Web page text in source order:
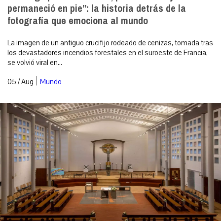
permaneció en pie”: la historia detrás de la
fotografía que emociona al mundo
La imagen de un antiguo crucifijo rodeado de cenizas, tomada tras
los devastadores incendios forestales en el suroeste de Francia,
se volvió viral en...
05 / Aug | Mundo